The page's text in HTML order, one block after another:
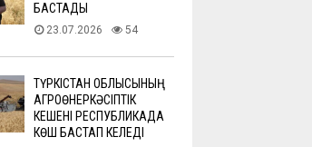
БАСТАДЫ
23.07.2026 54
ТҮРКІСТАН ОБЛЫСЫНЫҢ
АГРОӨНЕРКӘСІПТІК
КЕШЕНІ РЕСПУБЛИКАДА
КӨШ БАСТАП КЕЛЕДІ